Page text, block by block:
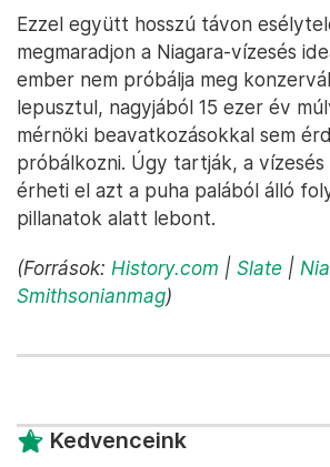
Ezzel együtt hosszú távon
megmaradjon a Niagara-vízesés
ember nem próbálja meg
lepusztul, nagyjából 15 ezer év
mérnöki beavatkozásokkal sem
próbálkozni. Úgy tartják, a
érheti el azt a puha palából álló
pillanatok alatt lebont.
(Források: History.com | Slate |
Smithsonianmag)
Kedvenceink